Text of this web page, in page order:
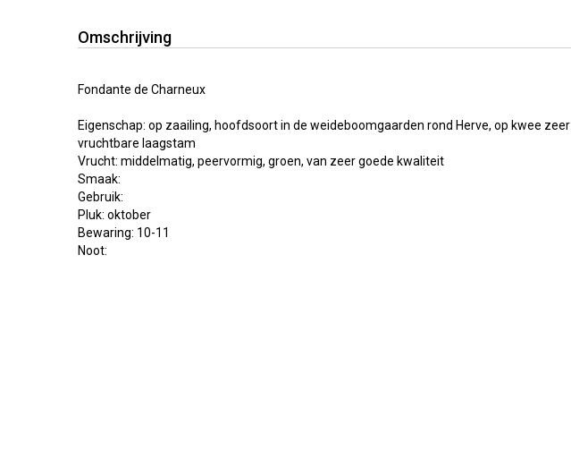
Omschrijving
Fondante de Charneux
Eigenschap: op zaailing, hoofdsoort in de weideboomgaarden rond Herve, op kwee zeer
vruchtbare laagstam
Vrucht: middelmatig, peervormig, groen, van zeer goede kwaliteit
Smaak:
Gebruik:
Pluk: oktober
Bewaring: 10-11
Noot: